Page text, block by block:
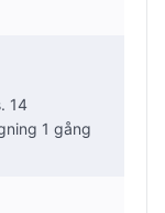
14
1 gång